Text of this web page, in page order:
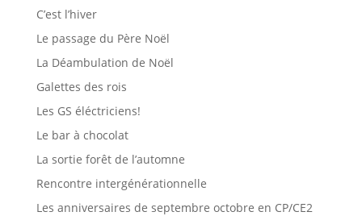
C’est l’hiver
Le passage du Père Noël
La Déambulation de Noël
Galettes des rois
Les GS éléctriciens!
Le bar à chocolat
La sortie forêt de l’automne
Rencontre intergénérationnelle
Les anniversaires de septembre octobre en CP/CE2